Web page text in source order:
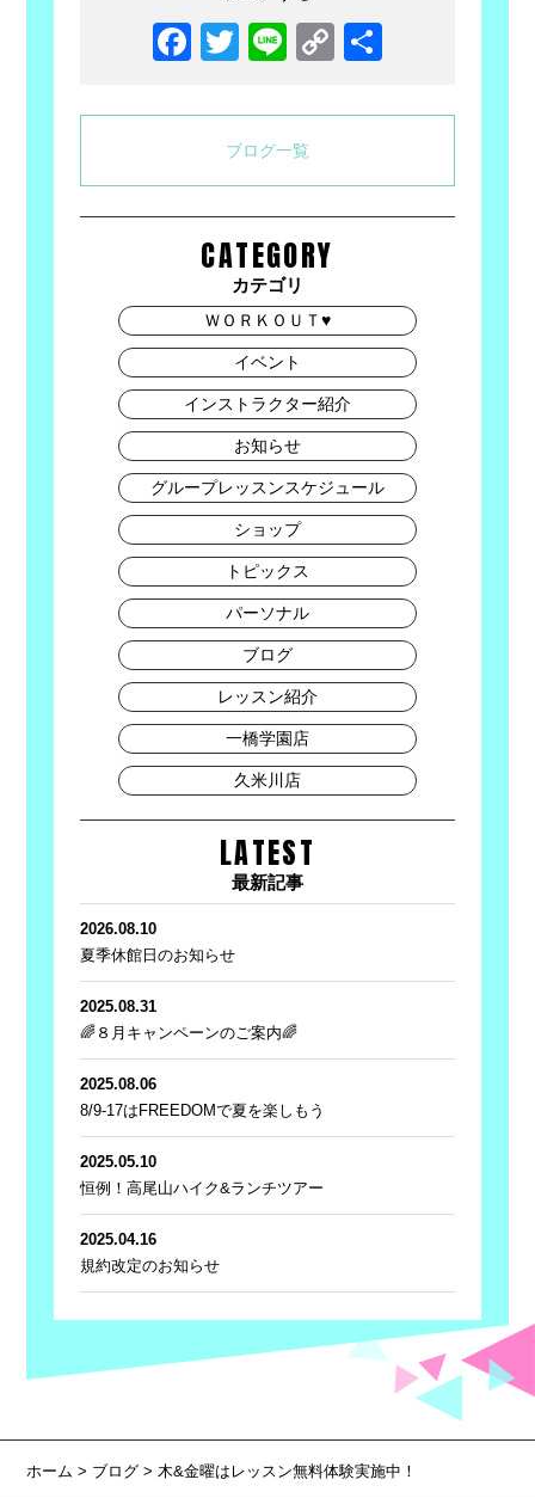
Facebook
Twitter
LineCopy
ブログ一覧
CATEGORY
カテゴリ
ＷＯＲＫＯＵＴ♥
イベント
インストラクター紹介
お知らせ
グループレッスンスケジュール
ショップ
トピックス
パーソナル
ブログ
レッスン紹介
一橋学園店
久米川店
LATEST
最新記事
2026.08.10
夏季休館日のお知らせ
2025.08.31
🌈８月キャンペーンのご案内🌈
2025.08.06
8/9-17はFREEDOMで夏を楽しもう
2025.05.10
恒例！高尾山ハイク&ランチツアー
2025.04.16
規約改定のお知らせ
ホーム> ブログ > 木&金曜はレッスン無料体験実施中！